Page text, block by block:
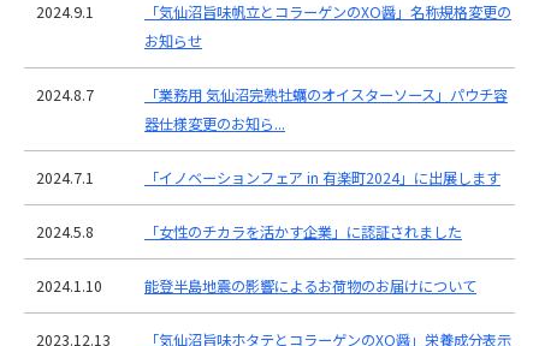
2024.9.1
「気仙沼旨味帆立とコラーゲンのXO醤」名称規格変更の
お知らせ
2024.8.7
「業務用 気仙沼完熟牡蠣のオイスターソース」パウチ容
器仕様変更のお知ら...
2024.7.1 「イノベーションフェア in 有楽町2024」に出展します
2024.5.8 「女性のチカラを活かす企業」に認証されました
2024.1.10 能登半島地震の影響によるお荷物のお届けについて
2023.12.13
「気仙沼旨味ホタテとコラーゲンのXO醤」栄養成分表示